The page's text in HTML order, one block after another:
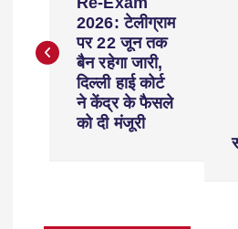
2026: टेलीग्राम
पर 22 जून तक
बैन रहेगा जारी,
दिल्ली हाई कोर्ट
ने केंद्र के फैसले
को दी मंजूरी